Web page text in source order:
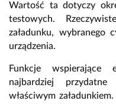
Wartość ta dotyczy
testowych.
załadunku, wybranego
urządzenia.
Funkcje wspierające
najbardziej przydatne
właściwym załadunkiem.